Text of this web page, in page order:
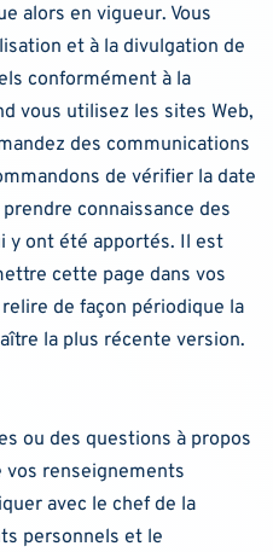
alors en vigueur. Vous
et à la divulgation de
conformément à la
vous utilisez les sites Web,
des communications
de vérifier la date
connaissance des
y ont été apportés. Il est
cette page dans vos
de façon périodique la
la plus récente version.
ou des questions à propos
renseignements
avec le chef de la
personnels et le